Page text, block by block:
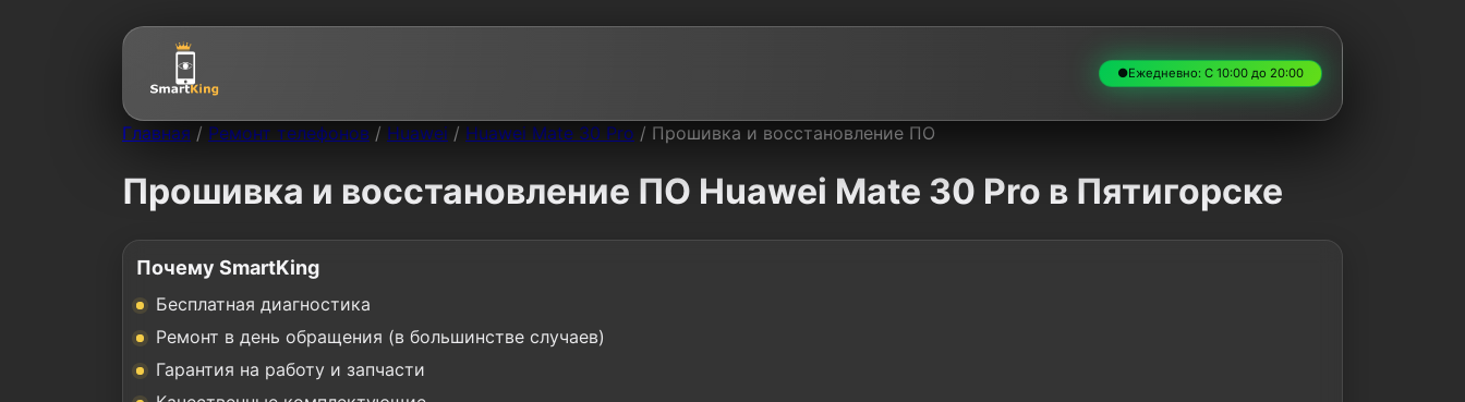
●Ежедневно: С 10:00 до 20:00
Главная / Ремонт телефонов / Huawei / Huawei Mate 30 Pro / Прошивка и восстановление ПО
Прошивка и восстановление ПО Huawei Mate 30 Pro в Пятигорске
Почему SmartKing
Бесплатная диагностика
Ремонт в день обращения (в большинстве случаев)
Гарантия на работу и запчасти